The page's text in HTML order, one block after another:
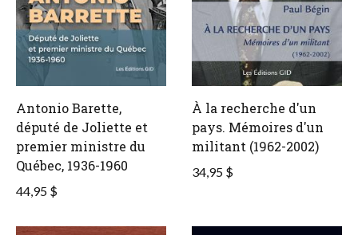
Antonio Barette,
député de Joliette et
premier ministre du
Québec, 1936-1960
44,95 $
À la recherche d'un
pays. Mémoires d'un
militant (1962-2002)
34,95 $